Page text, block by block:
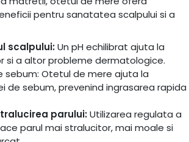
pentru sanatatea scalpului si a
scalpului:Un pH echilibrat ajuta la
si a altor probleme dermatologice.
sebum: Otetul de mere ajuta la
de sebum, prevenind ingrasarea rapida
parului:Utilizarea regulata a
parul mai stralucitor, mai moale si